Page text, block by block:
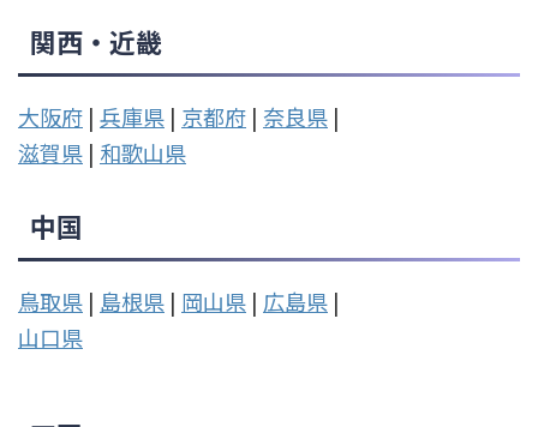
関西・近畿
大阪府 | 兵庫県 | 京都府 | 奈良県 |
滋賀県 | 和歌山県
中国
鳥取県 | 島根県 | 岡山県 | 広島県 |
山口県